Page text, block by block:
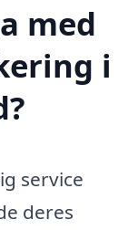
med
i
service
deres